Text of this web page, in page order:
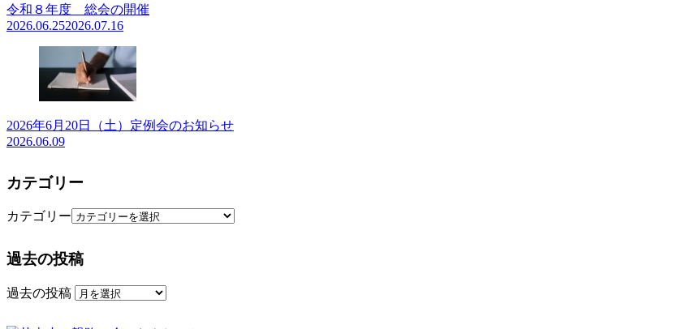
令和８年度 総会の開催
2026.06.252026.07.16
2026年6月20日（土）定例会のお知らせ
2026.06.09
カテゴリー
カテゴリー
過去の投稿
過去の投稿